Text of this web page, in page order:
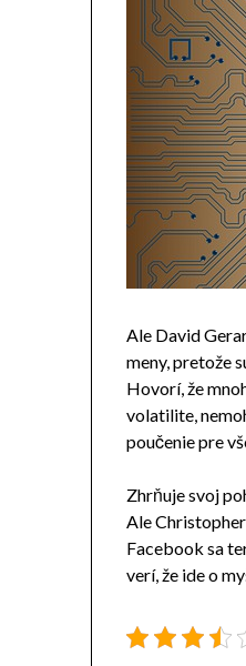
Ale David
meny, pretože
Hovorí, že
volatilite,
poučenie pre
Zhrňuje svoj
Ale
Facebook sa
verí, že ide o